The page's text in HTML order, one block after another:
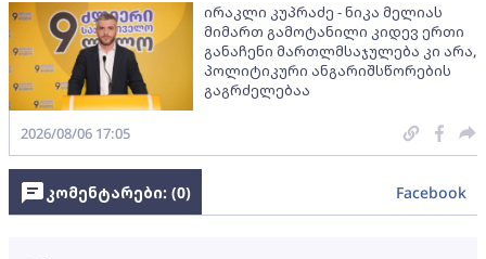
ირაკლი კუპრაძე - ნიკა მელიას
მიმართ გამოტანილი კიდევ ერთი
განაჩენი მართლმსაჯულება კი არა,
პოლიტიკური ანგარიშსწორების
გაგრძელებაა
2026/08/06 17:05
კომენტარები: (0) Facebook